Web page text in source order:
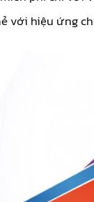
với hiệu ứng